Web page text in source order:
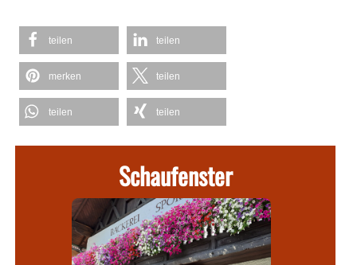
teilen teilen
merken teilen
teilen teilen
Schaufenster